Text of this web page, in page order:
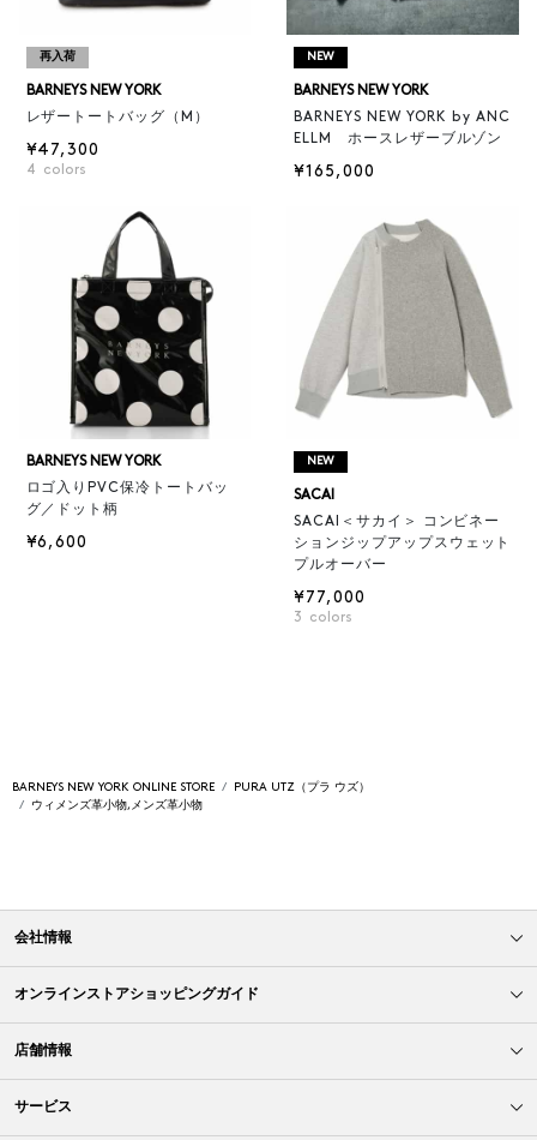
再入荷
BARNEYS NEW YORK
レザートートバッグ（M）
¥47,300
4 colors
NEW
BARNEYS NEW YORK
BARNEYS NEW YORK by ANC
ELLM ホースレザーブルゾン
¥165,000
BARNEYS NEW YORK
ロゴ入りPVC保冷トートバッ
グ／ドット柄
¥6,600
NEW
SACAI
SACAI＜サカイ＞ コンビネー
ションジップアップスウェット
プルオーバー
¥77,000
3 colors
BARNEYS NEW YORK ONLINE STORE
PURA UTZ（プラ ウズ）
ウィメンズ革小物,メンズ革小物
会社情報
オンラインストアショッピングガイド
店舗情報
サービス